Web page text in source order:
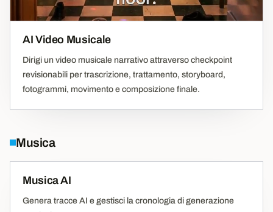
AI Video Musicale
Dirigi un video musicale narrativo attraverso checkpoint
revisionabili per trascrizione, trattamento, storyboard,
fotogrammi, movimento e composizione finale.
Musica
Musica AI
Genera tracce AI e gestisci la cronologia di generazione